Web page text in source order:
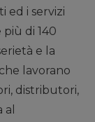
ed i servizi
di 140
e la
lavorano
distributori,